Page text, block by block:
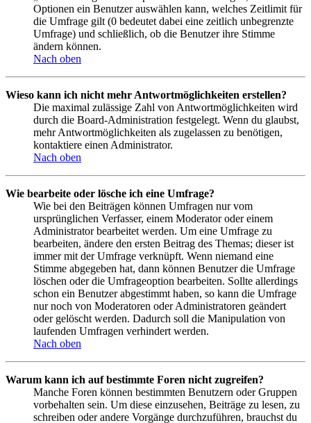
Optionen ein Benutzer auswählen kann, welches Zeitlimit für
die Umfrage gilt (0 bedeutet dabei eine zeitlich unbegrenzte
Umfrage) und schließlich, ob die Benutzer ihre Stimme
ändern können.
Nach oben
Wieso kann ich nicht mehr Antwortmöglichkeiten erstellen?
Die maximal zulässige Zahl von Antwortmöglichkeiten wird
durch die Board-Administration festgelegt. Wenn du glaubst,
mehr Antwortmöglichkeiten als zugelassen zu benötigen,
kontaktiere einen Administrator.
Nach oben
Wie bearbeite oder lösche ich eine Umfrage?
Wie bei den Beiträgen können Umfragen nur vom
ursprünglichen Verfasser, einem Moderator oder einem
Administrator bearbeitet werden. Um eine Umfrage zu
bearbeiten, ändere den ersten Beitrag des Themas; dieser ist
immer mit der Umfrage verknüpft. Wenn niemand eine
Stimme abgegeben hat, dann können Benutzer die Umfrage
löschen oder die Umfrageoption bearbeiten. Sollte allerdings
schon ein Benutzer abgestimmt haben, so kann die Umfrage
nur noch von Moderatoren oder Administratoren geändert
oder gelöscht werden. Dadurch soll die Manipulation von
laufenden Umfragen verhindert werden.
Nach oben
Warum kann ich auf bestimmte Foren nicht zugreifen?
Manche Foren können bestimmten Benutzern oder Gruppen
vorbehalten sein. Um diese einzusehen, Beiträge zu lesen, zu
schreiben oder andere Vorgänge durchzuführen, brauchst du